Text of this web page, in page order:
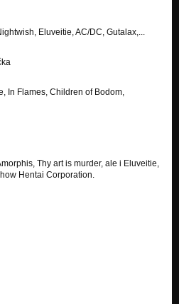
Eluveitie, AC/DC, Gutalax,...
In Flames, Children of Bodom,
Thy art is murder, ale i Eluveitie,
Hentai Corporation.